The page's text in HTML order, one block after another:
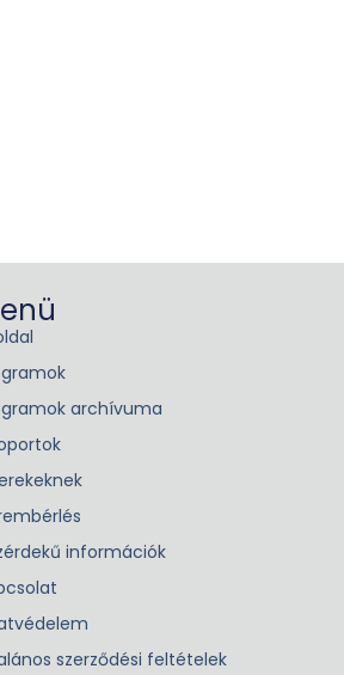
archívuma
információk
szerződési feltételek